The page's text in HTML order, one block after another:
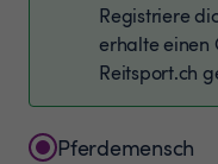
Registriere
erhalte einen
Reitsport.ch
Pferdemensch